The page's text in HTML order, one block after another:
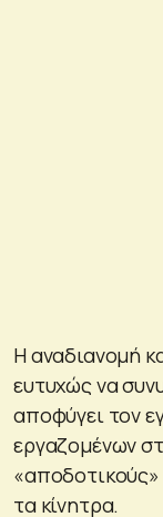
Η αναδιανομή
ευτυχώς να
αποφύγει τον
εργαζομένων
τα κίνητρα.